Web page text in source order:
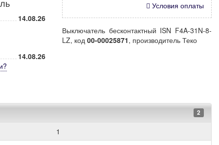
14.08.26
14.08.26
?
Условия оплаты
Выключатель бесконтактный ISN F4A-31N-8-
LZ, код 00-00025871, производитель Теко
2
1